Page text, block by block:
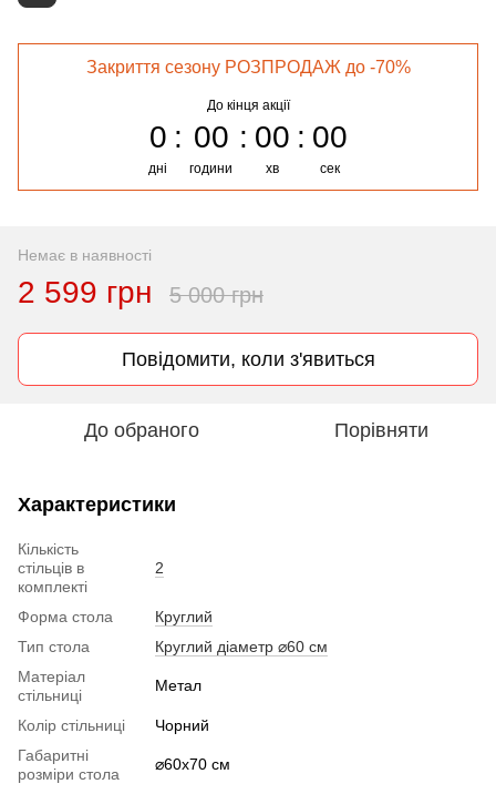
Закриття сезону РОЗПРОДАЖ до -70%
До кінця акції
0
дні
00
години
00
хв
00
сек
Немає в наявності
2 599 грн 5 000 грн
Повідомити, коли з'явиться
До обраного Порівняти
Характеристики
Кількість
стільців в
комплекті
2
Форма стола
Круглий
Тип стола
Круглий діаметр ⌀60 см
Матеріал
стільниці
Метал
Колір стільниці
Чорний
Габаритні
розміри стола
⌀60x70 см